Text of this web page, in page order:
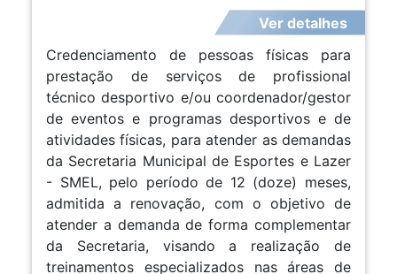
Ver detalhes
Credenciamento de pessoas físicas para
prestação de serviços de profissional
técnico desportivo e/ou coordenador/gestor
de eventos e programas desportivos e de
atividades físicas, para atender as demandas
da Secretaria Municipal de Esportes e Lazer
- SMEL, pelo período de 12 (doze) meses,
admitida a renovação, com o objetivo de
atender a demanda de forma complementar
da Secretaria, visando a realização de
treinamentos especializados nas áreas de